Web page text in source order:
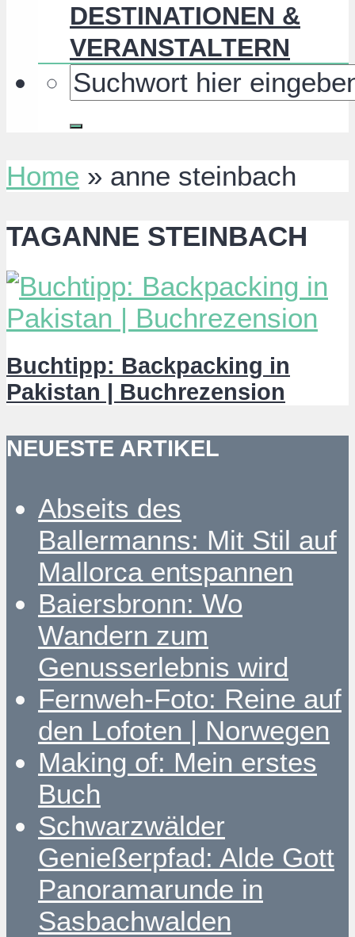
DESTINATIONEN &
VERANSTALTERN
Home » anne steinbach
TAGANNE STEINBACH
Buchtipp: Backpacking in
Pakistan | Buchrezension
NEUESTE ARTIKEL
Abseits des
Ballermanns: Mit Stil auf
Mallorca entspannen
Baiersbronn: Wo
Wandern zum
Genusserlebnis wird
Fernweh-Foto: Reine auf
den Lofoten | Norwegen
Making of: Mein erstes
Buch
Schwarzwälder
Genießerpfad: Alde Gott
Panoramarunde in
Sasbachwalden